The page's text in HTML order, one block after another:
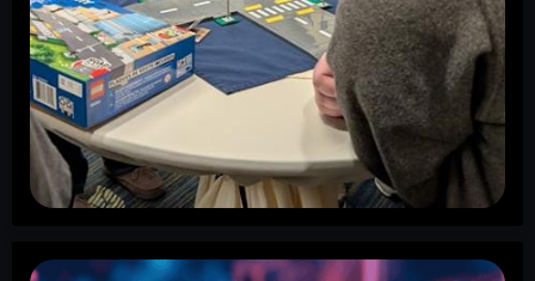
L’espoir n’est pas une stratégie de
maintenance — et CRAB 2026 l’a prouvé
Citylogix s’est présenté à la conférence CRAB Road
Design avec une mission claire : remettre en question
le statu quo et montrer ce qui est